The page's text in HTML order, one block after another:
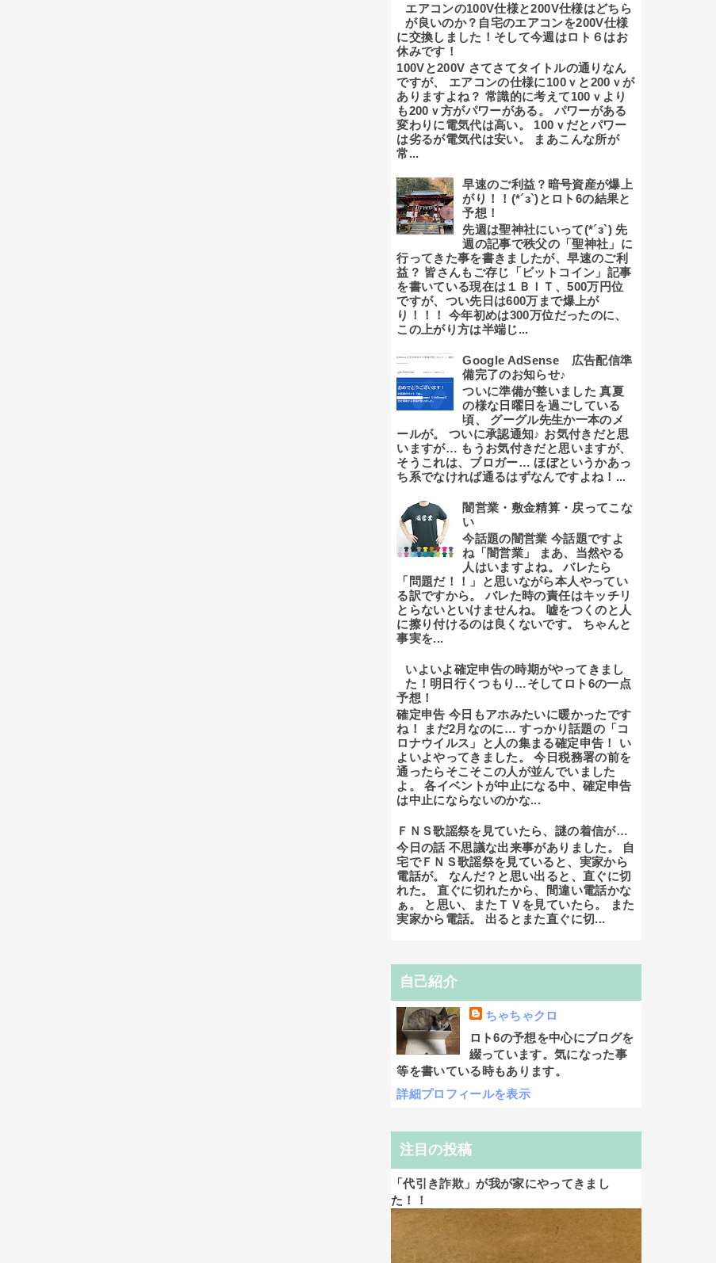
エアコンの100V仕様と200V仕様はどちら
が良いのか？自宅のエアコンを200V仕様
に交換しました！そして今週はロト６はお
休みです！
100Vと200V さてさてタイトルの通りなん
ですが、 エアコンの仕様に100ｖと200ｖが
ありますよね？ 常識的に考えて100ｖより
も200ｖ方がパワーがある。 パワーがある
変わりに電気代は高い。 100ｖだとパワー
は劣るが電気代は安い。 まあこんな所が
常...
早速のご利益？暗号資産が爆上
がり！！(*´з`)とロト6の結果と
予想！
先週は聖神社にいって(*´з`) 先
週の記事で秩父の「聖神社」に
行ってきた事を書きましたが、早速のご利
益？ 皆さんもご存じ「ビットコイン」記事
を書いている現在は１ＢＩＴ、500万円位
ですが、つい先日は600万まで爆上が
り！！！ 今年初めは300万位だったのに、
この上がり方は半端じ...
Google AdSense 広告配信準
備完了のお知らせ♪
ついに準備が整いました 真夏
の様な日曜日を過ごしている
頃、 グーグル先生か一本のメ
ールが。 ついに承認通知♪ お気付きだと思
いますが… もうお気付きだと思いますが、
そうこれは、ブロガー… ほぼというかあっ
ち系でなければ通るはずなんですよね！...
闇営業・敷金精算・戻ってこな
い
今話題の闇営業 今話題ですよ
ね「闇営業」 まあ、当然やる
人はいますよね。 バレたら
「問題だ！！」と思いながら本人やってい
る訳ですから。 バレた時の責任はキッチリ
とらないといけませんね。 嘘をつくのと人
に擦り付けるのは良くないです。 ちゃんと
事実を...
いよいよ確定申告の時期がやってきまし
た！明日行くつもり…そしてロト6の一点
予想！
確定申告 今日もアホみたいに暖かったです
ね！ まだ2月なのに… すっかり話題の「コ
ロナウイルス」と人の集まる確定申告！ い
よいよやってきました。 今日税務署の前を
通ったらそこそこの人が並んでいました
よ。 各イベントが中止になる中、確定申告
は中止にならないのかな...
ＦＮＳ歌謡祭を見ていたら、謎の着信が…
今日の話 不思議な出来事がありました。 自
宅でＦＮＳ歌謡祭を見ていると、実家から
電話が。 なんだ？と思い出ると、直ぐに切
れた。 直ぐに切れたから、間違い電話かな
ぁ。 と思い、またＴＶを見ていたら。 また
実家から電話。 出るとまた直ぐに切...
自己紹介
ちゃちゃクロ
ロト6の予想を中心にブログを
綴っています。気になった事
等を書いている時もあります。
詳細プロフィールを表示
注目の投稿
「代引き詐欺」が我が家にやってきまし
た！！